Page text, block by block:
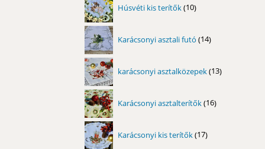
Húsvéti kis terítők 10
termék
Karácsonyi asztali futó 14
termék
karácsonyi asztalközepek 13
termék
Karácsonyi asztalterítők 16
termék
Karácsonyi kis terítők 17
termék